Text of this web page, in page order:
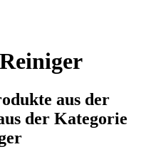
aus der
der Kategorie